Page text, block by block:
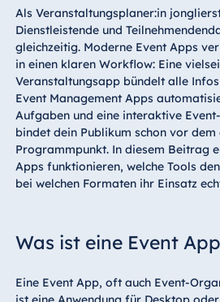
Als Veranstaltungsplaner:in
Dienstleistende und
gleichzeitig. Moderne Event Apps
in einen klaren Workflow: Eine
Veranstaltungsapp bündelt alle
Event Management Apps
Aufgaben und eine interaktive
bindet dein Publikum schon vor dem
Programmpunkt. In diesem Beitrag
Apps funktionieren, welche Tools
bei welchen Formaten ihr Einsatz
Was ist eine Event
Eine Event App, oft auch Event-